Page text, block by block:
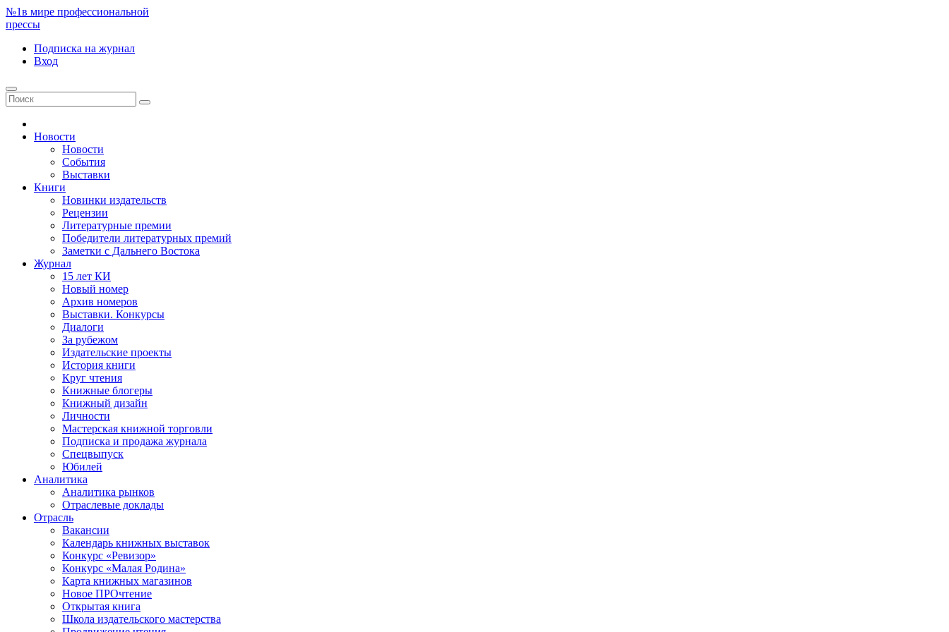
№1в мире профессиональной
прессы
Подписка на журнал
Вход
Новости
Новости
События
Выставки
Книги
Новинки издательств
Рецензии
Литературные премии
Победители литературных премий
Заметки с Дальнего Востока
Журнал
15 лет КИ
Новый номер
Архив номеров
Выставки. Конкурсы
Диалоги
За рубежом
Издательские проекты
История книги
Круг чтения
Книжные блогеры
Книжный дизайн
Личности
Мастерская книжной торговли
Подписка и продажа журнала
Спецвыпуск
Юбилей
Аналитика
Аналитика рынков
Отраслевые доклады
Отрасль
Вакансии
Календарь книжных выставок
Конкурс «Ревизор»
Конкурс «Малая Родина»
Карта книжных магазинов
Новое ПРОчтение
Открытая книга
Школа издательского мастерства